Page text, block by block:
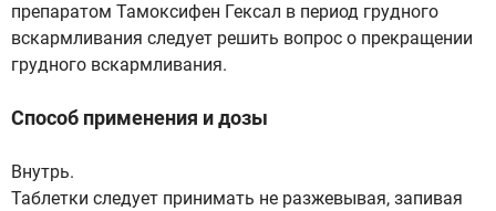
препаратом Тамоксифен Гексал в период грудного
вскармливания следует решить вопрос о прекращении
грудного вскармливания.
Способ применения и дозы
Внутрь.
Таблетки следует принимать не разжевывая, запивая